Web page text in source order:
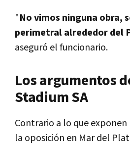
"No vimos ninguna obra,
perimetral alrededor del
aseguró el funcionario.
Los argumentos
Stadium SA
Contrario a lo que exponen
la oposición en Mar del